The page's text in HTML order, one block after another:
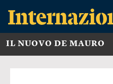
IL NUOVO DE MAURO